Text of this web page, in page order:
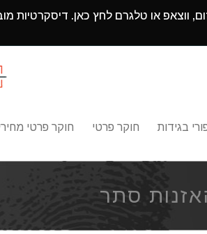
ווצאפ או טלגרם לחץ כאן. דיסקרטיות
בגידות חוקר פרטי חוקר פרטי
סתר